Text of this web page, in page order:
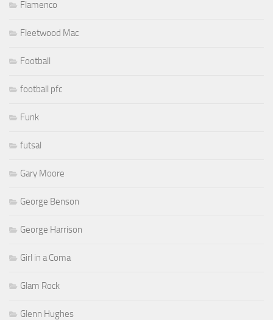
Flamenco
Fleetwood Mac
Football
football pfc
Funk
futsal
Gary Moore
George Benson
George Harrison
Girl in a Coma
Glam Rock
Glenn Hughes